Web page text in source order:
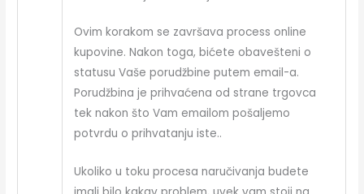
Ovim korakom se završava process online
kupovine. Nakon toga, bićete obavešteni o
statusu Vaše porudžbine putem email-a.
Porudžbina je prihvaćena od strane trgovca
tek nakon što Vam emailom pošaljemo
potvrdu o prihvatanju iste..
Ukoliko u toku procesa naručivanja budete